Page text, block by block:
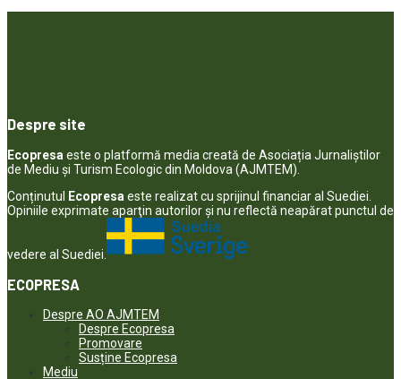
Despre site
Ecopresa este o platformă media creată de Asociația Jurnaliștilor
de Mediu și Turism Ecologic din Moldova (AJMTEM).
Conținutul Ecopresa este realizat cu sprijinul financiar al Suediei.
Opiniile exprimate aparţin autorilor şi nu reflectă neapărat punctul de
vedere al Suediei.
ECOPRESA
Despre AO AJMTEM
Despre Ecopresa
Promovare
Susține Ecopresa
Mediu